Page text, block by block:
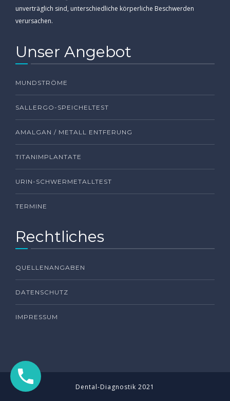
unverträglich sind, unterschiedliche körperliche Beschwerden
verursachen.
Unser Angebot
MUNDSTRÖME
SALLERGO-SPEICHELTEST
AMALGAN / METALL ENTFERUNG
TITANIMPLANTATE
URIN-SCHWERMETALLTEST
TERMINE
Rechtliches
QUELLENANGABEN
DATENSCHUTZ
IMPRESSUM
Dental-Diagnostik 2021